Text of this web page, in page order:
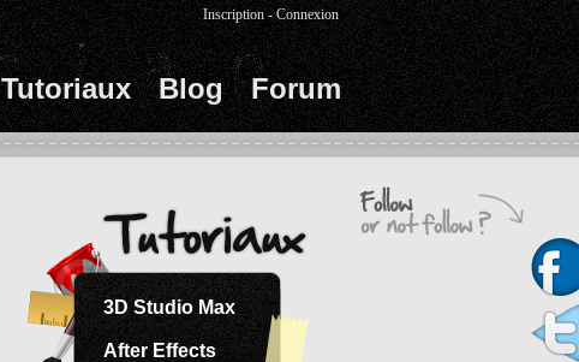
Tutoriaux Blog Forum
Inscription -Connexion
3D Studio Max
After Effects